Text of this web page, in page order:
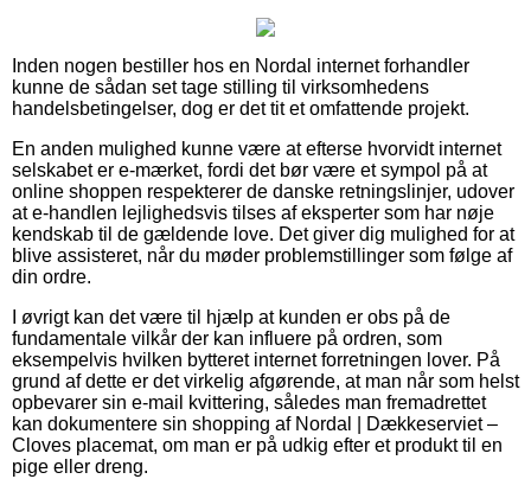
Inden nogen bestiller hos en Nordal internet forhandler
kunne de sådan set tage stilling til virksomhedens
handelsbetingelser, dog er det tit et omfattende projekt.
En anden mulighed kunne være at efterse hvorvidt internet
selskabet er e-mærket, fordi det bør være et sympol på at
online shoppen respekterer de danske retningslinjer, udover
at e-handlen lejlighedsvis tilses af eksperter som har nøje
kendskab til de gældende love. Det giver dig mulighed for at
blive assisteret, når du møder problemstillinger som følge af
din ordre.
I øvrigt kan det være til hjælp at kunden er obs på de
fundamentale vilkår der kan influere på ordren, som
eksempelvis hvilken bytteret internet forretningen lover. På
grund af dette er det virkelig afgørende, at man når som helst
opbevarer sin e-mail kvittering, således man fremadrettet
kan dokumentere sin shopping af Nordal | Dækkeserviet –
Cloves placemat, om man er på udkig efter et produkt til en
pige eller dreng.